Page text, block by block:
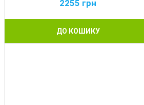
2255 грн
ДО КОШИКУ